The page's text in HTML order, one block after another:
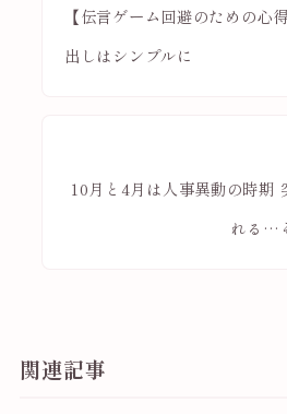
【伝言ゲーム回避のための心
出しはシンプルに
10月と4月は人事異動の時期
れる…
関連記事